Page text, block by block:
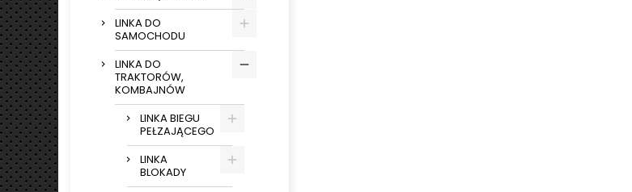
LINKA DO
SAMOCHODU
LINKA DO
TRAKTORÓW,
KOMBAJNÓW
LINKA BIEGU
PEŁZAJĄCEGO
LINKA
BLOKADY